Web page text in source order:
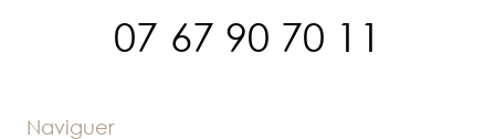
07 67 90 70 11
Naviguer